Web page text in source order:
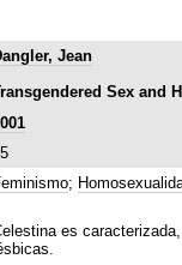
Jean
Sex and
;
es